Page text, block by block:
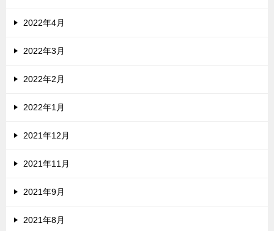
2022年4月
2022年3月
2022年2月
2022年1月
2021年12月
2021年11月
2021年9月
2021年8月